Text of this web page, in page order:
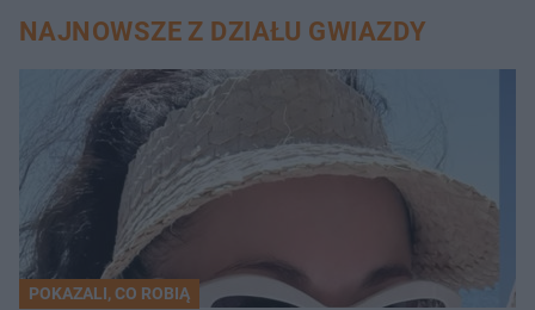
NAJNOWSZE Z DZIAŁU GWIAZDY
POKAZALI, CO ROBIĄ